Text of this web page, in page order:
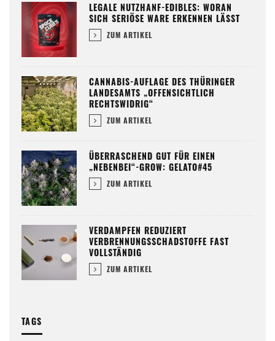
LEGALE NUTZHANF-EDIBLES: WORAN
SICH SERIÖSE WARE ERKENNEN LÄSST
ZUM ARTIKEL
CANNABIS-AUFLAGE DES THÜRINGER
LANDESAMTS „OFFENSICHTLICH
RECHTSWIDRIG“
ZUM ARTIKEL
ÜBERRASCHEND GUT FÜR EINEN
„NEBENBEI“-GROW: GELATO#45
ZUM ARTIKEL
VERDAMPFEN REDUZIERT
VERBRENNUNGSSCHADSTOFFE FAST
VOLLSTÄNDIG
ZUM ARTIKEL
TAGS